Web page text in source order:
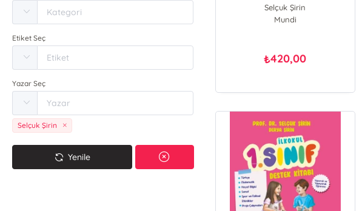
Etiket Seç
Yazar Seç
Selçuk Şirin
Yenile
Selçuk Şirin
Mundi
₺420,00